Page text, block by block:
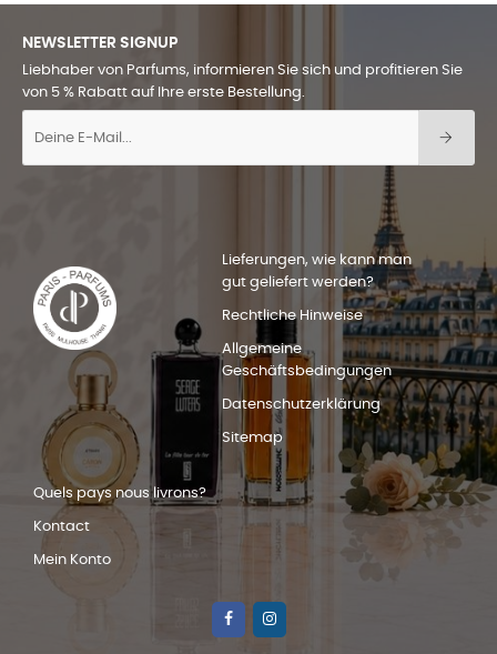
NEWSLETTER SIGNUP
Liebhaber von Parfums, informieren Sie sich und profitieren Sie
von 5 % Rabatt auf Ihre erste Bestellung.
Lieferungen, wie kann man
gut geliefert werden?
Rechtliche Hinweise
Allgemeine
Geschäftsbedingungen
Datenschutzerklärung
Sitemap
Quels pays nous livrons?
Kontact
Mein Konto